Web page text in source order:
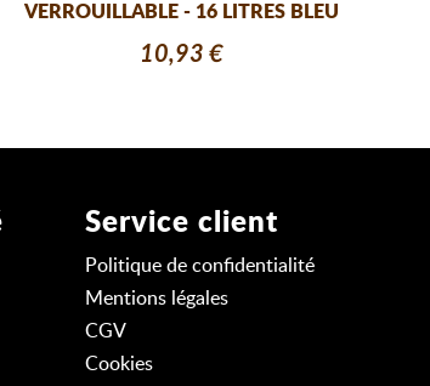
VERROUILLABLE - 16 LITRES BLEU
10,93 €
Service client
Politique de confidentialité
Mentions légales
CGV
Cookies